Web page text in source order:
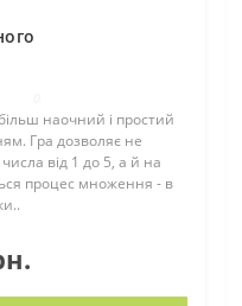
наочний і простий
Гра дозволяє не
від 1 до 5, а й на
процес множення - в